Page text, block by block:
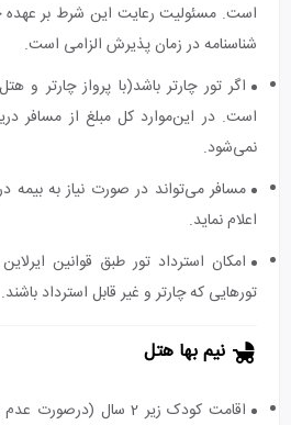
است. مسئولیت رعایت این شرط بر عهده
شناسنامه در زمان پذیرش الزامی است.
اگر تور چارتر باشد(با پرواز چارتر و
است. در این‌موارد کل مبلغ از مسافر
نمی‌شود.
مسافر می‌تواند در صورت نیاز به بیمه
اعلام نماید.
امکان استرداد تور طبق قوانین
تورهایی که چارتر و غیر قابل استرداد باشند.
نیم بها هتل
اقامت کودک زیر 2 سال